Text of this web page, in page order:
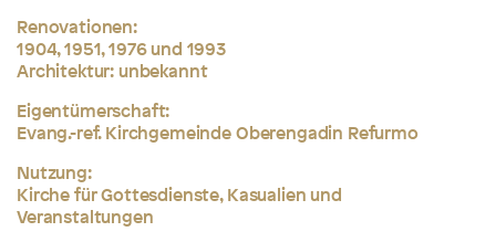
Renovationen:
1904, 1951, 1976 und 1993
Architektur: unbekannt
Eigentümerschaft:
Evang.-ref. Kirchgemeinde Oberengadin Refurmo
Nutzung:
Kirche für Gottesdienste, Kasualien und
Veranstaltungen